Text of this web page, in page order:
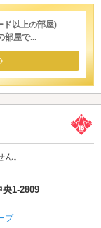
以上の部屋)
部屋で...
。
1-2809
プ